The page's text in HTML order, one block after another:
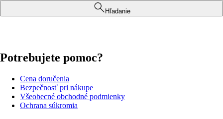
Hľadanie
Potrebujete pomoc?
Cena doručenia
Bezpečnosť pri nákupe
Všeobecné obchodné podmienky
Ochrana súkromia